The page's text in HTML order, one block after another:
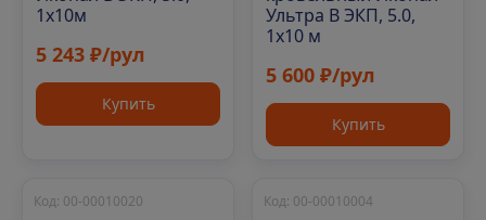
1х10м
5 243 ₽/рул
Купить
Ультра В ЭКП, 5.0,
1х10 м
5 600 ₽/рул
Купить
Код: 00-00010020 Код: 00-00010004